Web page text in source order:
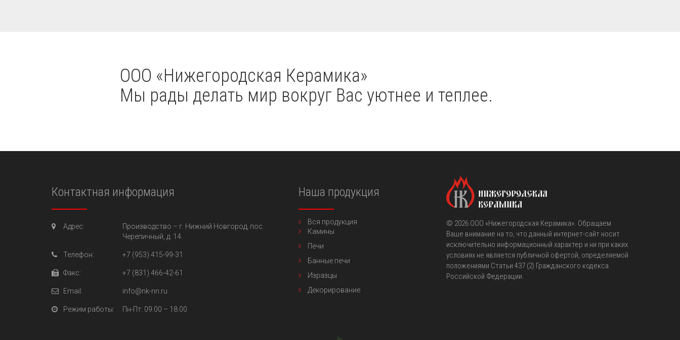
OOO «Нижегородская Керамика»
Мы рады делать мир вокруг Вас уютнее и теплее.
Контактная информация
Адрес: Производство – г. Нижний Новгород, пос.
Черепичный, д. 14.
Телефон: +7 (953) 415-99-31
Факс: +7 (831) 466-42-61
Email: info@nk-nn.ru
Режим работы: Пн-Пт: 09.00 – 18.00
Наша продукция
Вся продукция
Камины
Печи
Банные печи
Изразцы
Декорирование
© 2026 OOO «Нижегородская Керамика». Обращаем
Ваше внимание на то, что данный интернет-сайт носит
исключительно информационный характер и ни при каких
условиях не является публичной офертой, определяемой
положениями Статьи 437 (2) Гражданского кодекса
Российской Федерации.